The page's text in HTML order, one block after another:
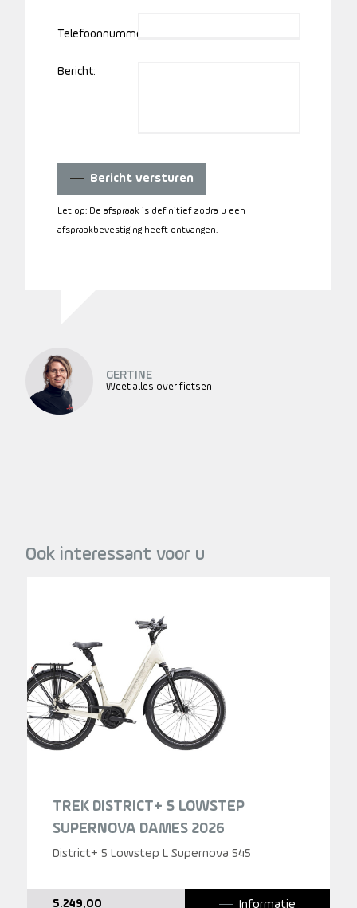
Telefoonnummer:
Bericht:
Bericht versturen
Let op: De afspraak is definitief zodra u een
afspraakbevestiging heeft ontvangen.
GERTINE
Weet alles over fietsen
Ook interessant voor u
TREK DISTRICT+ 5 LOWSTEP
SUPERNOVA DAMES 2026
District+ 5 Lowstep L Supernova 545
5.249,00 Informatie